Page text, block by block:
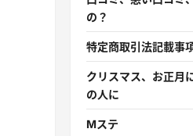
の？
特定商取引法記載事
クリスマス、お正月
の人に
Mステ